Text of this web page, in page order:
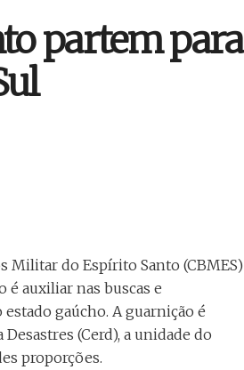
partem para
Militar do Espírito Santo (CBMES)
é auxiliar nas buscas e
gaúcho. A guarnição é
(Cerd), a unidade do
proporções.